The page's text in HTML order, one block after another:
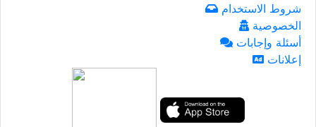
شروط الاستخدام
الخصوصية
أسئلة وإجابات
إعلانات